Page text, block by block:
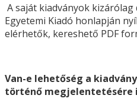
A saját kiadványok
Egyetemi Kiadó honlapján
elérhetők, kereshető PDF
Van-e lehetőség a
történő megjelentetésére